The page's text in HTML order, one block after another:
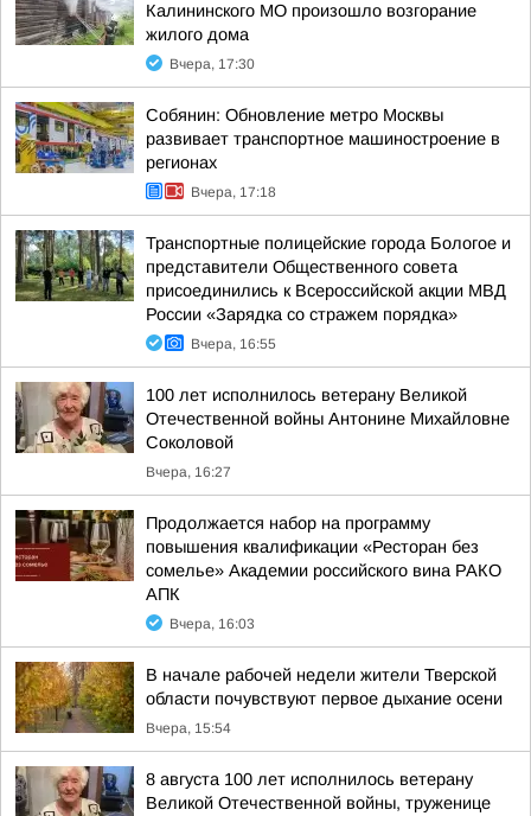
Калининского МО произошло возгорание
жилого дома
Вчера, 17:30
Собянин: Обновление метро Москвы
развивает транспортное машиностроение в
регионах
Вчера, 17:18
Транспортные полицейские города Бологое и
представители Общественного совета
присоединились к Всероссийской акции МВД
России «Зарядка со стражем порядка»
Вчера, 16:55
100 лет исполнилось ветерану Великой
Отечественной войны Антонине Михайловне
Соколовой
Вчера, 16:27
Продолжается набор на программу
повышения квалификации «Ресторан без
сомелье» Академии российского вина РАКО
АПК
Вчера, 16:03
В начале рабочей недели жители Тверской
области почувствуют первое дыхание осени
Вчера, 15:54
8 августа 100 лет исполнилось ветерану
Великой Отечественной войны, труженице